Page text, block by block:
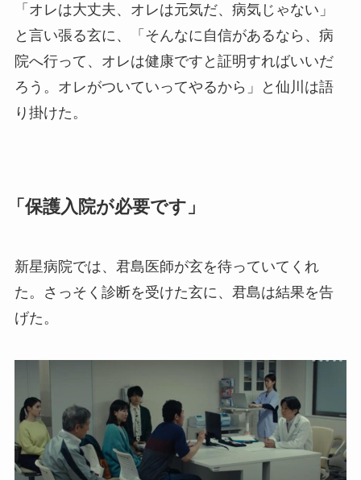
「オレは大丈夫、オレは元気だ、病気じゃない」
と言い張る玄に、「そんなに自信があるなら、病
院へ行って、オレは健康ですと証明すればいいだ
ろう。オレがついていってやるから」と仙川は語
り掛けた。
「保護入院が必要です」
新星病院では、君島医師が玄を待っていてくれ
た。さっそく診断を受けた玄に、君島は結果を告
げた。